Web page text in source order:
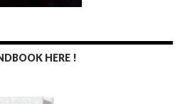
HERE !